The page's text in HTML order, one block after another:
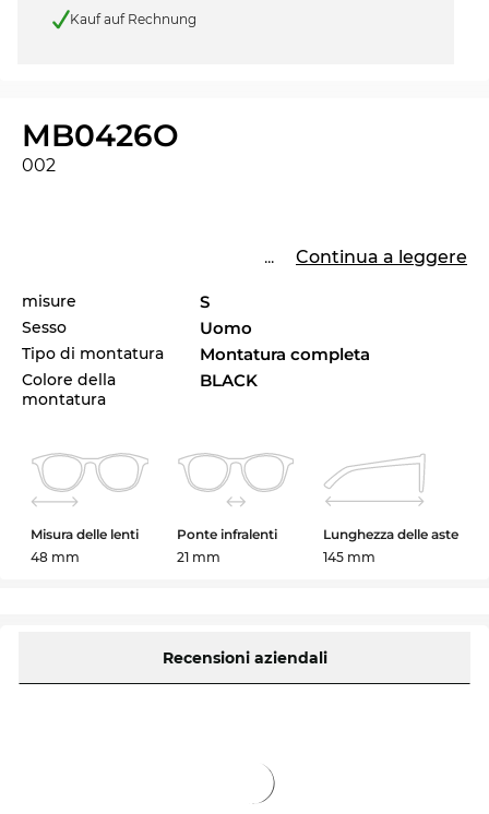
Kauf auf Rechnung
MB0426O
002
... Continua a leggere
misure S
Sesso Uomo
Tipo di montatura Montatura completa
Colore della
montatura
BLACK
Misura delle lenti
48 mm
Ponte infralenti
21 mm
Lunghezza delle aste
145 mm
Recensioni aziendali